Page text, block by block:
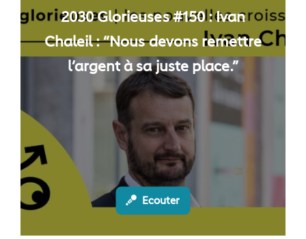
2030 Glorieuses #150 : Ivan
Chaleil : “Nous devons remettre
l’argent à sa juste place.”
Ecouter